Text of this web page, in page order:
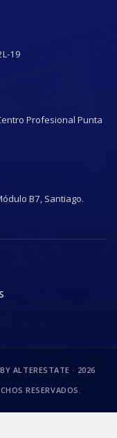
19
Profesional Punta
B7, Santiago.
ALTERESTATE · 2026
RESERVADOS.